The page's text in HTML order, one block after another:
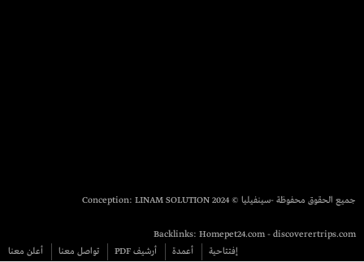
جميع الحقوق محفوظة -سينفيليا © 2024 Conception: LINAM SOLUTION
Backlinks: Homepet24.com - discoverertrips.com
إفتتاحية
أعمدة أرشيف PDF تواصل معنا أعلن معنا